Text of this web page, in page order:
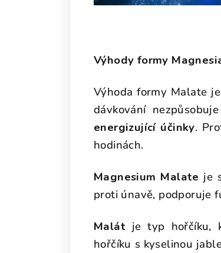
Výhody formy
Výhoda formy Malate
dávkování
energizující účinky.
hodinách.
Magnesium Malate je
proti únavě, podporuje
Malát je typ hořčíku,
hořčíku s kyselinou